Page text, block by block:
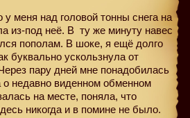
у меня над головой тонны снега на
из-под неё. В ту же минуту навес
пополам. В шоке, я ещё долго
буквально ускользнула от
пару дней мне понадобилась
недавно виденном обменном
на месте, поняла, что
никогда и в помине не было.